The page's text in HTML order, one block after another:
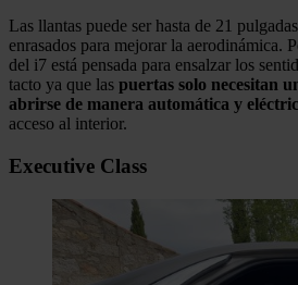
Las llantas puede ser hasta de 21
enrasados para mejorar la aerodinámica.
del i7 está pensada para ensalzar los
tacto ya que las puertas solo necesitan
abrirse de manera automática y
acceso al interior.
Executive Class